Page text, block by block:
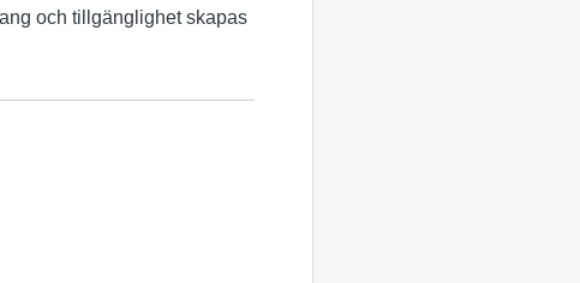
och tillgänglighet skapas